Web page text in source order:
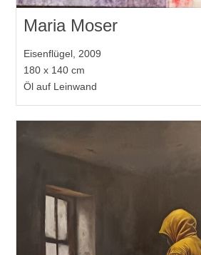
Maria Moser
Eisenflügel, 2009
180 x 140 cm
Öl auf Leinwand